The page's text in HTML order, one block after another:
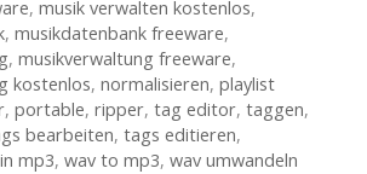
, musik verwalten kostenlos,
, musikdatenbank freeware,
, musikverwaltung freeware,
kostenlos, normalisieren, playlist
, portable, ripper, tag editor, taggen,
bearbeiten, tags editieren,
mp3, wav to mp3, wav umwandeln